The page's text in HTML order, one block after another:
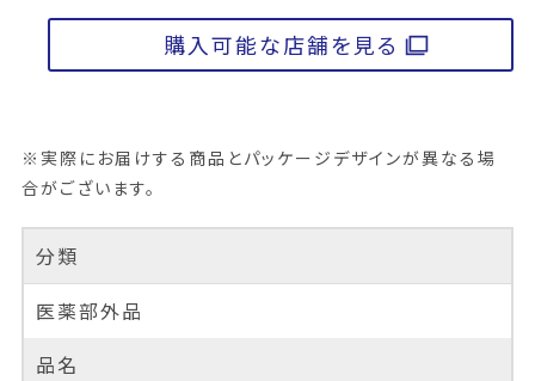
購入可能な店舗を見る
※実際にお届けする商品とパッケージデザインが異なる場
合がございます。
分類
医薬部外品
品名